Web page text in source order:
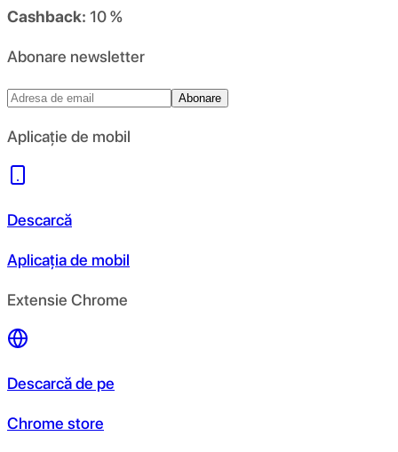
Cashback: 10 %
Abonare newsletter
Abonare
Aplicație de mobil
Descarcă
Aplicația de mobil
Extensie Chrome
Descarcă de pe
Chrome store